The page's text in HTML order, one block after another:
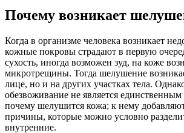
Почему возникает
Когда в организме человека возникает
кожные покровы страдают в первую
сухость, иногда возможен зуд, на коже
микротрещины. Тогда шелушение
лице, но и на других участках тела.
обезвоживание не является
почему шелушится кожа; к нему
причины, которые можно условно
внутренние.